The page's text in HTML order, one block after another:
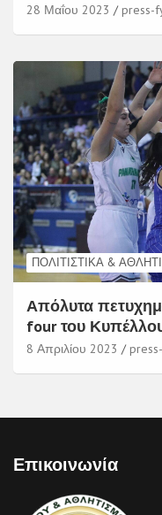
28 Μαΐου 2023 press-
ΠΟΛΙΤΙΣΤΙΚΆ &
Απόλυτα
four του
8 Απριλίου 2023
Επικοινωνία